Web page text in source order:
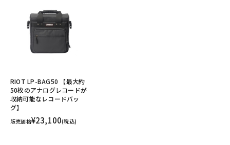
RIOT LP-BAG50 【最大約
50枚のアナログレコードが
収納可能なレコードバッ
グ】
販売価格¥23,100(税込)